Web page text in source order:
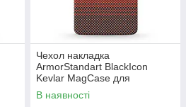
Чехол накладка
ArmorStandart BlackIcon
Kevlar MagCase для
Samsung S26 Ultra Sunset
(ARM90158)
В наявності